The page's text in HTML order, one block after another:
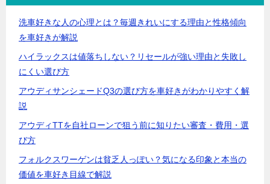
洗車好きな人の心理とは？毎週きれいにする理由と性格傾向
を車好きが解説
ハイラックスは値落ちしない？リセールが強い理由と失敗し
にくい選び方
アウディサンシェードQ3の選び方を車好きがわかりやすく解
説
アウディTTを自社ローンで狙う前に知りたい審査・費用・選
び方
フォルクスワーゲンは貧乏人っぽい？気になる印象と本当の
価値を車好き目線で解説